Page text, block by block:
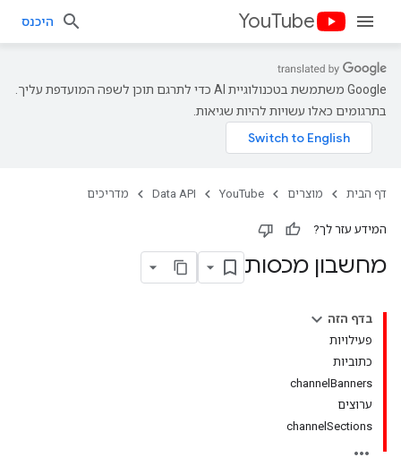
YouTube היכנס
‫Google משתמשת בטכנולוגיית AI כדי לתרגם תוכן לשפה המועדפת עליך.
בתרגומים כאלו עשויות להיות שגיאות.
דף הבית מוצרים YouTube
Data API מדריכים
המידע עזר לך?
מחשבון מכסות
בדף הזה
פעילויות
כתוביות
channelBanners
ערוצים
channelSections